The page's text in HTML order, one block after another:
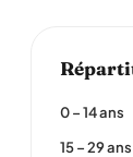
0 – 14 ans
15 – 29 ans